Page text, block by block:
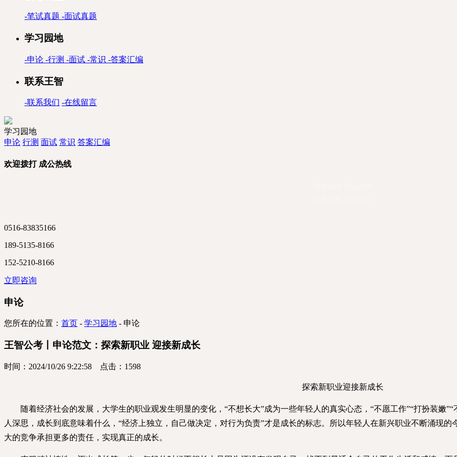
-笔试真题 -面试真题
学习园地
-申论 -行测 -面试 -常识 -答案汇编
联系王智
-联系我们 -在线留言
学习园地
申论 行测 面试 常识 答案汇编
欢迎拨打 成公热线
0516-83835166
189-5135-8166
152-5210-8166
立即咨询
申论
您所在的位置： 首页 - 学习园地 - 申论
王智公考丨申论范文：探索新职业 迎接新成长
时间：2024/10/26 9:22:58 点击：1598
探索新职业迎接新成长
随着经济社会的发展，大学生的职业观发生明显的变化，“不想长大”成为一些年轻人的真实心态，“不愿工作”“打扮装嫩
人深思，成长到底意味着什么，“经济上独立，自己做决定，对行为负责”才是成长的标志。所以年轻人在新兴职业不断涌现
大的竞争承担更多的责任，实现真正的成长。